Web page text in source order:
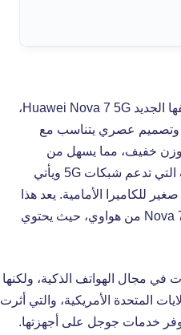
عن إطلاق هاتفها الجديد Huawei Nova 7 5G،
وتصميم عصري يتناسب مع
الهاتف بوزن خفيف، مما يسهل من
استخدامه، ويعتبر من أوائل الهواتف التي تدعم شبكات 5G ويأتي
للكاميرا الأمامية. يعد هذا
الهاتف من بين الأقوى في سلسلة Nova 7 من هواوي، حيث يحتوي
في مجال الهواتف الذكية، ولكنها
المتحدة الأمريكية، والتي أثرت
خدمات جوجل على أجهزتها.